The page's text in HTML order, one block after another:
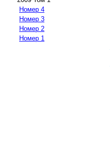
Номер 4
Номер 3
Номер 2
Номер 1